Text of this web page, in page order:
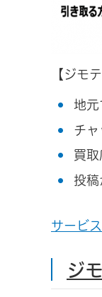
【ジモ
地
チ
買
投
サービ
ジ